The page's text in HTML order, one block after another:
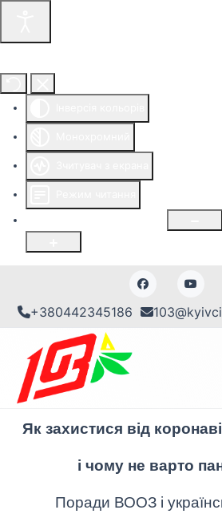
+380442345186
Як захистися від
і чому не варто
Поради ВООЗ і